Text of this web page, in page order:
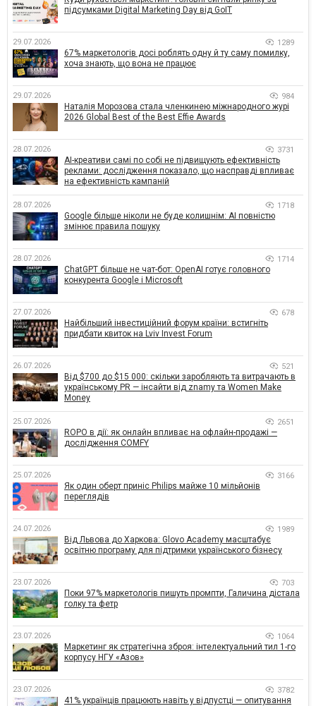
підсумками Digital Marketing Day від GoIT
29.07.2026 1289
67% маркетологів досі роблять одну й ту саму помилку,
хоча знають, що вона не працює
29.07.2026 984
Наталія Морозова стала членкинею міжнародного журі
2026 Global Best of the Best Effie Awards
28.07.2026 3731
AI-креативи самі по собі не підвищують ефективність
реклами: дослідження показало, що насправді впливає
на ефективність кампаній
28.07.2026 1718
Google більше ніколи не буде колишнім: AI повністю
змінює правила пошуку
28.07.2026 1714
ChatGPT більше не чат-бот: OpenAI готує головного
конкурента Google і Microsoft
27.07.2026 678
Найбільший інвестиційний форум країни: встигніть
придбати квиток на Lviv Invest Forum
26.07.2026 521
Від $700 до $15 000: скільки заробляють та витрачають в
українському PR — інсайти від znamy та Women Make
Money
25.07.2026 2651
ROPO в дії: як онлайн впливає на офлайн-продажі —
дослідження COMFY
25.07.2026 3166
Як один оберт приніс Philips майже 10 мільйонів
переглядів
24.07.2026 1989
Від Львова до Харкова: Glovo Academy масштабує
освітню програму для підтримки українського бізнесу
23.07.2026 703
Поки 97% маркетологів пишуть промпти, Галичина дістала
голку та фетр
23.07.2026 1064
Маркетинг як стратегічна зброя: інтелектуальний тил 1-го
корпусу НГУ «Азов»
23.07.2026 3782
41% українців працюють навіть у відпустці — опитування